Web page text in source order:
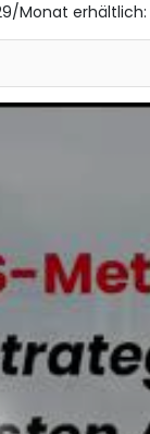
Monat erhältlich: